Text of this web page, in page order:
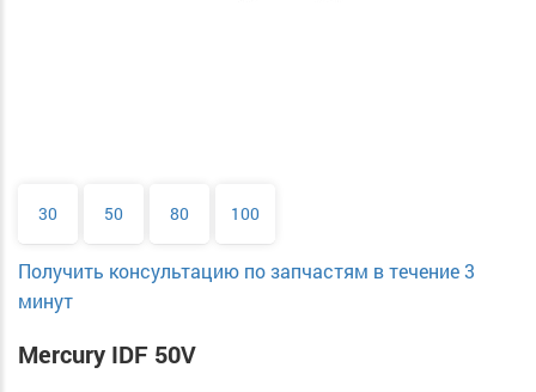
30 50 80 100
Получить консультацию по запчастям в течение 3
минут
Mercury IDF 50V